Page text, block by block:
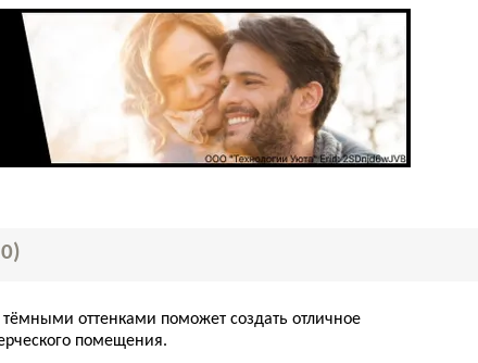
оттенками поможет создать отличное
помещения.